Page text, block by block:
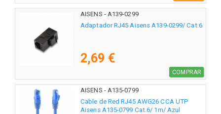
AISENS - A139-0299
Adaptador RJ45 Aisens A139-0299/ Cat.6
2,69 €
COMPRAR
AISENS - A135-0799
Cable de Red RJ45 AWG26 CCA UTP
Aisens A135-0799 Cat.6/ 1m/ Azul